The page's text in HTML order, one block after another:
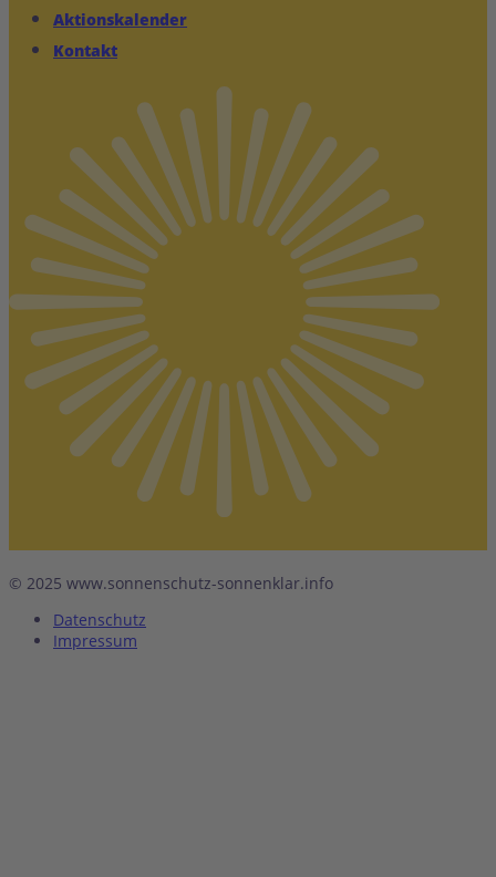
Aktionskalender
Kontakt
© 2025 www.sonnenschutz-sonnenklar.info
Datenschutz
Impressum